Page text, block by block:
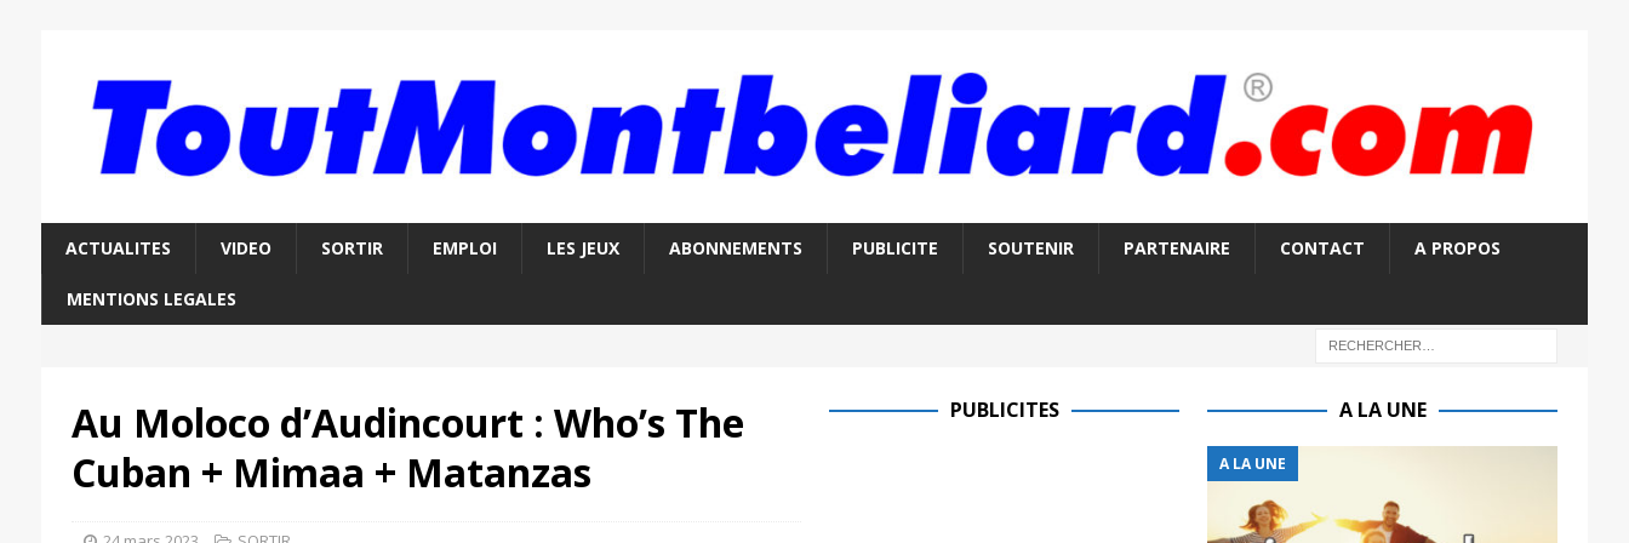
ACTUALITES VIDEO SORTIR EMPLOI LES JEUX ABONNEMENTS PUBLICITE SOUTENIR PARTENAIRE CONTACT A PROPOS
MENTIONS LEGALES
Au Moloco d’Audincourt : Who’s The
Cuban + Mimaa + Matanzas
PUBLICITES A LA UNE
A LA UNE